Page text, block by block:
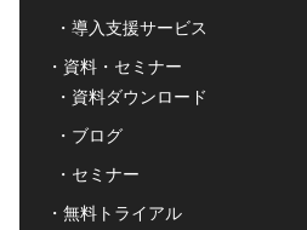
導入支援サービス
資料・セミナー
資料ダウンロード
ブログ
セミナー
無料トライアル